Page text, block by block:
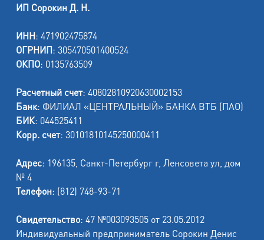
ИП Сорокин Д. Н.
ИНН: 471902475874
ОГРНИП: 305470501400524
ОКПО: 0135763509
Расчетный счет: 40802810920630002153
Банк: ФИЛИАЛ «ЦЕНТРАЛЬНЫЙ» БАНКА ВТБ (ПАО)
БИК: 044525411
Корр. счет: 30101810145250000411
Адрес: 196135, Санкт-Петербург г, Ленсовета ул, дом
№ 4
Телефон: (812) 748-93-71
Свидетельство: 47 №003093505 от 23.05.2012
Индивидуальный предприниматель Сорокин Денис